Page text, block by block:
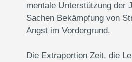
mentale Unterstützung der
Sachen Bekämpfung von
Angst im Vordergrund.
Die Extraportion Zeit, die